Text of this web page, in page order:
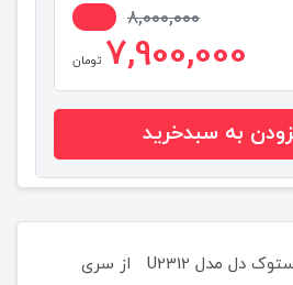
8,000,000
7,900,000 تومان
مانیتور دست دوم یا استوک دل مدل U2312 از سری